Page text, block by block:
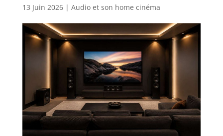
13 Juin 2026| Audio et son home cinéma